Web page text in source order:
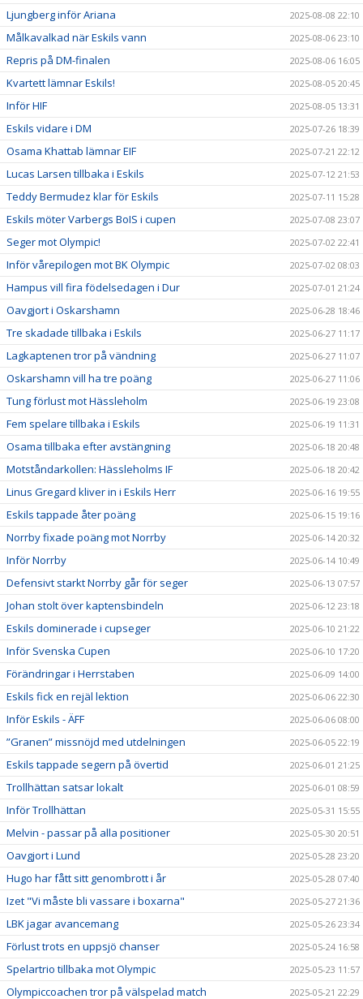
Ljungberg inför Ariana 2025-08-08 22:10
Målkavalkad när Eskils vann 2025-08-06 23:10
Repris på DM-finalen 2025-08-06 16:05
Kvartett lämnar Eskils! 2025-08-05 20:45
Inför HIF 2025-08-05 13:31
Eskils vidare i DM 2025-07-26 18:39
Osama Khattab lämnar EIF 2025-07-21 22:12
Lucas Larsen tillbaka i Eskils 2025-07-12 21:53
Teddy Bermudez klar för Eskils 2025-07-11 15:28
Eskils möter Varbergs BoIS i cupen 2025-07-08 23:07
Seger mot Olympic! 2025-07-02 22:41
Inför vårepilogen mot BK Olympic 2025-07-02 08:03
Hampus vill fira födelsedagen i Dur 2025-07-01 21:24
Oavgjort i Oskarshamn 2025-06-28 18:46
Tre skadade tillbaka i Eskils 2025-06-27 11:17
Lagkaptenen tror på vändning 2025-06-27 11:07
Oskarshamn vill ha tre poäng 2025-06-27 11:06
Tung förlust mot Hässleholm 2025-06-19 23:08
Fem spelare tillbaka i Eskils 2025-06-19 11:31
Osama tillbaka efter avstängning 2025-06-18 20:48
Motståndarkollen: Hässleholms IF 2025-06-18 20:42
Linus Gregard kliver in i Eskils Herr 2025-06-16 19:55
Eskils tappade åter poäng 2025-06-15 19:16
Norrby fixade poäng mot Norrby 2025-06-14 20:32
Inför Norrby 2025-06-14 10:49
Defensivt starkt Norrby går för seger 2025-06-13 07:57
Johan stolt över kaptensbindeln 2025-06-12 23:18
Eskils dominerade i cupseger 2025-06-10 21:22
Inför Svenska Cupen 2025-06-10 17:20
Förändringar i Herrstaben 2025-06-09 14:00
Eskils fick en rejäl lektion 2025-06-06 22:30
Inför Eskils - ÄFF 2025-06-06 08:00
”Granen” missnöjd med utdelningen 2025-06-05 22:19
Eskils tappade segern på övertid 2025-06-01 21:25
Trollhättan satsar lokalt 2025-06-01 08:59
Inför Trollhättan 2025-05-31 15:55
Melvin - passar på alla positioner 2025-05-30 20:51
Oavgjort i Lund 2025-05-28 23:20
Hugo har fått sitt genombrott i år 2025-05-28 07:40
Izet "Vi måste bli vassare i boxarna" 2025-05-27 21:36
LBK jagar avancemang 2025-05-26 23:34
Förlust trots en uppsjö chanser 2025-05-24 16:58
Spelartrio tillbaka mot Olympic 2025-05-23 11:57
Olympiccoachen tror på välspelad match 2025-05-21 22:29